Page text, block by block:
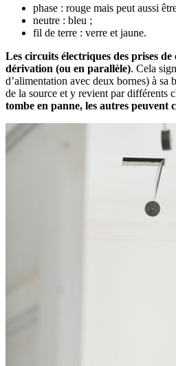
phase : rouge mais peut aussi
neutre : bleu ;
fil de terre : verre et jaune.
Les circuits électriques des prises
dérivation (ou en parallèle). Cela
d’alimentation avec deux bornes) à sa
de la source et y revient par différents
tombe en panne, les autres peuvent